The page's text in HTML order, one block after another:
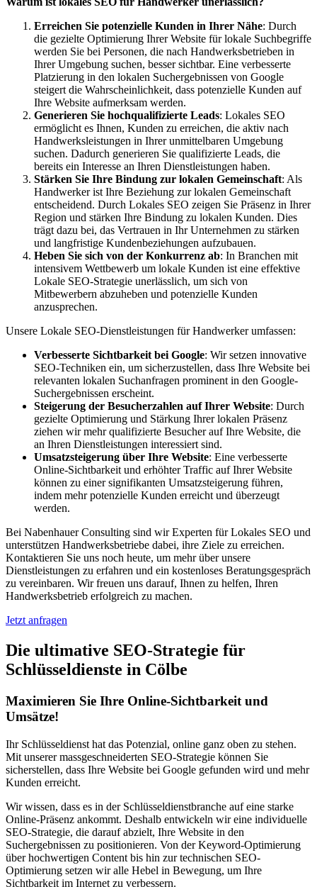
Erreichen Sie potenzielle Kunden in Ihrer Nähe: Durch
die gezielte Optimierung Ihrer Website für lokale Suchbegriffe
werden Sie bei Personen, die nach Handwerksbetrieben in
Ihrer Umgebung suchen, besser sichtbar. Eine verbesserte
Platzierung in den lokalen Suchergebnissen von Google
steigert die Wahrscheinlichkeit, dass potenzielle Kunden auf
Ihre Website aufmerksam werden.
Generieren Sie hochqualifizierte Leads: Lokales SEO
ermöglicht es Ihnen, Kunden zu erreichen, die aktiv nach
Handwerksleistungen in Ihrer unmittelbaren Umgebung
suchen. Dadurch generieren Sie qualifizierte Leads, die
bereits ein Interesse an Ihren Dienstleistungen haben.
Stärken Sie Ihre Bindung zur lokalen Gemeinschaft: Als
Handwerker ist Ihre Beziehung zur lokalen Gemeinschaft
entscheidend. Durch Lokales SEO zeigen Sie Präsenz in Ihrer
Region und stärken Ihre Bindung zu lokalen Kunden. Dies
trägt dazu bei, das Vertrauen in Ihr Unternehmen zu stärken
und langfristige Kundenbeziehungen aufzubauen.
Heben Sie sich von der Konkurrenz ab: In Branchen mit
intensivem Wettbewerb um lokale Kunden ist eine effektive
Lokale SEO-Strategie unerlässlich, um sich von
Mitbewerbern abzuheben und potenzielle Kunden
anzusprechen.
Unsere Lokale SEO-Dienstleistungen für Handwerker umfassen:
Verbesserte Sichtbarkeit bei Google: Wir setzen innovative
SEO-Techniken ein, um sicherzustellen, dass Ihre Website bei
relevanten lokalen Suchanfragen prominent in den Google-
Suchergebnissen erscheint.
Steigerung der Besucherzahlen auf Ihrer Website: Durch
gezielte Optimierung und Stärkung Ihrer lokalen Präsenz
ziehen wir mehr qualifizierte Besucher auf Ihre Website, die
an Ihren Dienstleistungen interessiert sind.
Umsatzsteigerung über Ihre Website: Eine verbesserte
Online-Sichtbarkeit und erhöhter Traffic auf Ihrer Website
können zu einer signifikanten Umsatzsteigerung führen,
indem mehr potenzielle Kunden erreicht und überzeugt
werden.
Bei Nabenhauer Consulting sind wir Experten für Lokales SEO und
unterstützen Handwerksbetriebe dabei, ihre Ziele zu erreichen.
Kontaktieren Sie uns noch heute, um mehr über unsere
Dienstleistungen zu erfahren und ein kostenloses Beratungsgespräch
zu vereinbaren. Wir freuen uns darauf, Ihnen zu helfen, Ihren
Handwerksbetrieb erfolgreich zu machen.
Jetzt anfragen
Die ultimative SEO-Strategie für
Schlüsseldienste in Cölbe
Maximieren Sie Ihre Online-Sichtbarkeit und
Umsätze!
Ihr Schlüsseldienst hat das Potenzial, online ganz oben zu stehen.
Mit unserer massgeschneiderten SEO-Strategie können Sie
sicherstellen, dass Ihre Website bei Google gefunden wird und mehr
Kunden erreicht.
Wir wissen, dass es in der Schlüsseldienstbranche auf eine starke
Online-Präsenz ankommt. Deshalb entwickeln wir eine individuelle
SEO-Strategie, die darauf abzielt, Ihre Website in den
Suchergebnissen zu positionieren. Von der Keyword-Optimierung
über hochwertigen Content bis hin zur technischen SEO-
Optimierung setzen wir alle Hebel in Bewegung, um Ihre
Sichtbarkeit im Internet zu verbessern.